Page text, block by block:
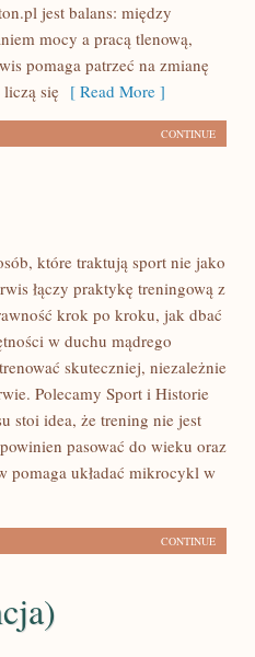
jest balans: między
mocy a pracą tlenową,
pomaga patrzeć na zmianę
się [ Read More ]
CONTINUE
które traktują sport nie jako
łączy praktykę treningową z
krok po kroku, jak dbać
w duchu mądrego
skuteczniej, niezależnie
Polecamy Sport i Historie
stoi idea, że trening nie jest
pasować do wieku oraz
pomaga układać mikrocykl w
CONTINUE